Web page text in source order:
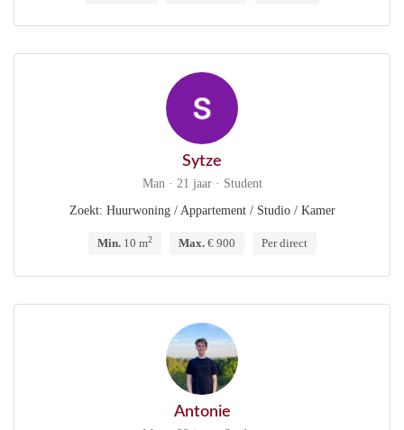
Sytze
Man · 21 jaar · Student
Zoekt: Huurwoning / Appartement / Studio / Kamer
Min.10 m2 Max.€ 900 Per direct
Antonie